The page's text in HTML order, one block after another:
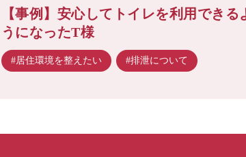
【事例】安心してトイレを利用できる
うになったT様
#居住環境を整えたい #排泄について